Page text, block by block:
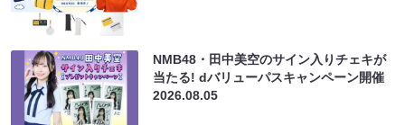
NMB48・田中美空のサイン入りチェキが
当たる! dバリューパスキャンペーン開催
2026.08.05